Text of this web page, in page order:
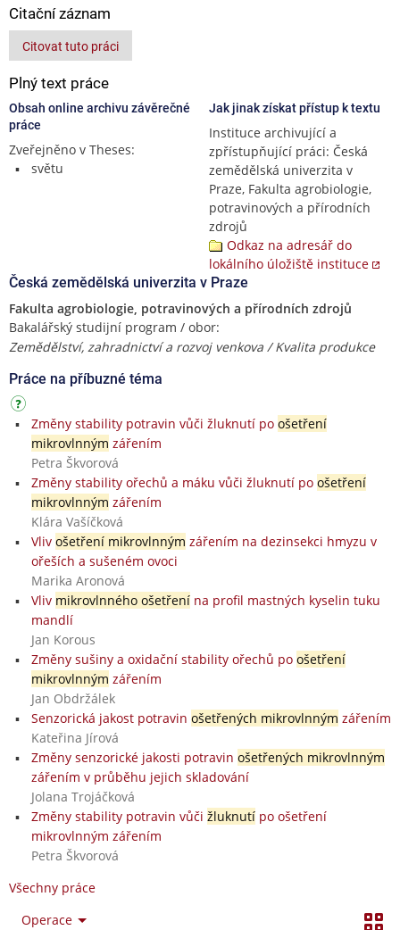
Citační záznam
Citovat tuto práci
Plný text práce
Obsah online archivu závěrečné
práce
Zveřejněno v Theses:
světu
Jak jinak získat přístup k textu
Instituce archivující a
zpřístupňující práci: Česká
zemědělská univerzita v
Praze, Fakulta agrobiologie,
potravinových a přírodních
zdrojů
Odkaz na adresář do
lokálního úložiště instituce
Česká zemědělská univerzita v Praze
Fakulta agrobiologie, potravinových a přírodních zdrojů
Bakalářský studijní program / obor:
Zemědělství, zahradnictví a rozvoj venkova / Kvalita produkce
Práce na příbuzné téma
Změny stability potravin vůči žluknutí po ošetření
mikrovlnným zářením
Petra Škvorová
Změny stability ořechů a máku vůči žluknutí po ošetření
mikrovlnným zářením
Klára Vašíčková
Vliv ošetření mikrovlnným zářením na dezinsekci hmyzu v
ořeších a sušeném ovoci
Marika Aronová
Vliv mikrovlnného ošetřenína profil mastných kyselin tuku
mandlí
Jan Korous
Změny sušiny a oxidační stability ořechů po ošetření
mikrovlnným zářením
Jan Obdržálek
Senzorická jakost potravin ošetřených mikrovlnným zářením
Kateřina Jírová
Změny senzorické jakosti potravin ošetřených mikrovlnným
zářením v průběhu jejich skladování
Jolana Trojáčková
Změny stability potravin vůči žluknutípo ošetření
mikrovlnným zářením
Petra Škvorová
Všechny práce
Operace